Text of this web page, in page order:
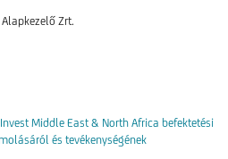
Zrt.
Middle East & North Africa befektetési
és tevékenységének